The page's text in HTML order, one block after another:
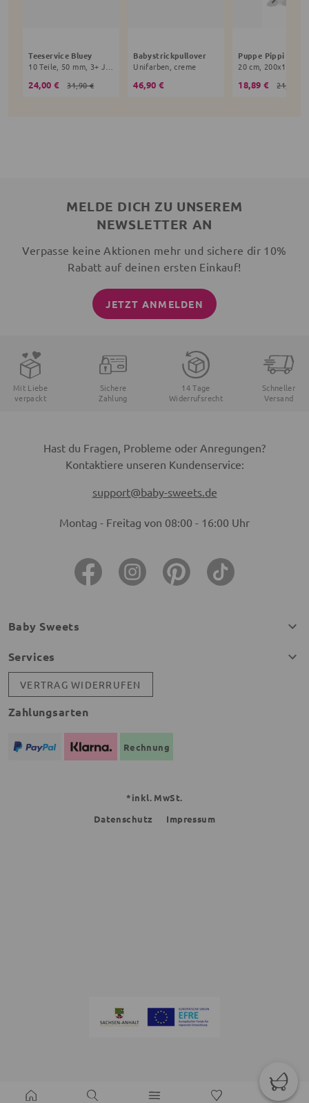
Teeservice Bluey
24,00 € 31,90 €
Babystrickpullover
Unifarben, creme
46,90 € 18,89 € 21,90 €
MELDE DICH ZU UNSEREM
NEWSLETTER AN
Verpasse keine Aktionen mehr und sichere dir 10%
Rabatt auf deinen ersten Einkauf!
JETZT ANMELDEN
Mit Liebe
verpackt
Sichere
Zahlung
14 Tage
Widerrufsrecht
Schneller
Versand
Hast du Fragen, Probleme oder Anregungen?
Kontaktiere unseren Kundenservice:
support@baby-sweets.de
Montag - Freitag von 08:00 - 16:00 Uhr
Baby Sweets
Services
VERTRAG WIDERRUFEN
Zahlungsarten
Rechnung
*inkl. MwSt.
Datenschutz
Impressum